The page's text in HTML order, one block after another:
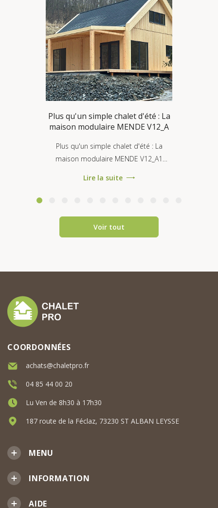
Plus qu'un simple chalet d'été : La
maison modulaire MENDE V12_A
Plus qu'un simple chalet d'été : La
maison modulaire MENDE V12_A1
Lire la suite
Voir tout
MENU
INFORMATION
AIDE
COORDONNÉES
achats@chaletpro.fr
04 85 44 00 20
Lu Ven de 8h30 à 17h30
187 route de la Féclaz, 73230 ST ALBAN LEYSSE